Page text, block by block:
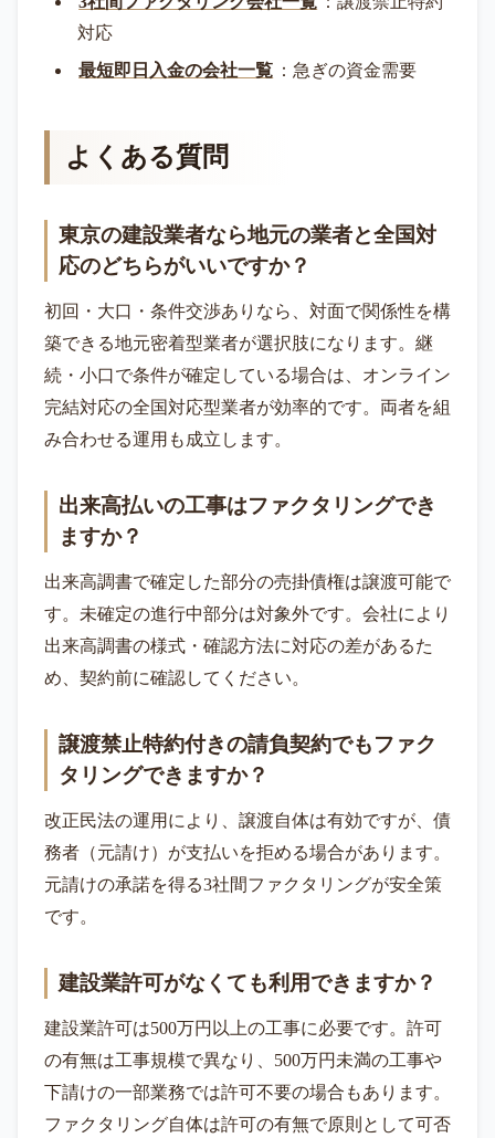
対応
最短即日入金の会社一覧 ：急ぎの資金需要
よくある質問
東京の建設業者なら地元の業者と全国対
応のどちらがいいですか？
初回・大口・条件交渉ありなら、対面で関係性を構
築できる地元密着型業者が選択肢になります。継
続・小口で条件が確定している場合は、オンライン
完結対応の全国対応型業者が効率的です。両者を組
み合わせる運用も成立します。
出来高払いの工事はファクタリングでき
ますか？
出来高調書で確定した部分の売掛債権は譲渡可能で
す。未確定の進行中部分は対象外です。会社により
出来高調書の様式・確認方法に対応の差があるた
め、契約前に確認してください。
譲渡禁止特約付きの請負契約でもファク
タリングできますか？
改正民法の運用により、譲渡自体は有効ですが、債
務者（元請け）が支払いを拒める場合があります。
元請けの承諾を得る3社間ファクタリングが安全策
です。
建設業許可がなくても利用できますか？
建設業許可は500万円以上の工事に必要です。許可
の有無は工事規模で異なり、500万円未満の工事や
下請けの一部業務では許可不要の場合もあります。
ファクタリング自体は許可の有無で原則として可否